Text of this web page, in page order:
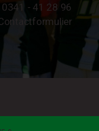
- 41 28 96